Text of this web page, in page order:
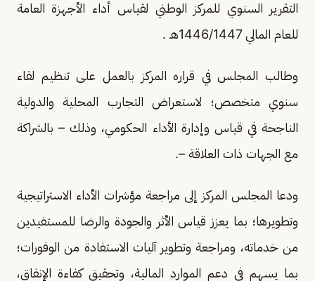
التقرير السنوي للمركز الوطني لقياس أداء الأجهزة العامة
للعام المالي 1446/1447هـ .
وطالب المجلس في قراره المركز بالعمل على تنظيم لقاء
سنوي متخصص؛ لاستعراض التجارب المحلية والدولية
الناجحة في قياس وإدارة الأداء الحكومي، وذلك – بالشراكة
مع الجهات ذات العلاقة –.
ودعا المجلس المركز إلى مراجعة مؤشرات الأداء الاستراتيجية
وتطويرها؛ بما يعزز قياس الأثر والجودة والرضا للمستفيدين
من خدماته، ومراجعة وتطوير آليات الاستفادة من الوفورات؛
بما يسهم في دعم الموارد المالية، وتحقيق كفاءة الإنفاق،